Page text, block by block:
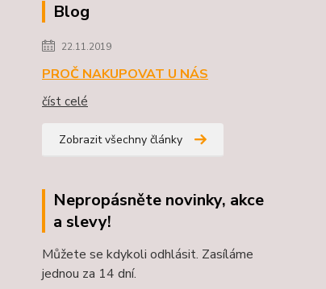
Blog
22.11.2019
PROČ NAKUPOVAT U NÁS
číst celé
Zobrazit všechny články
Nepropásněte novinky, akce
a slevy!
Můžete se kdykoli odhlásit. Zasíláme
jednou za 14 dní.